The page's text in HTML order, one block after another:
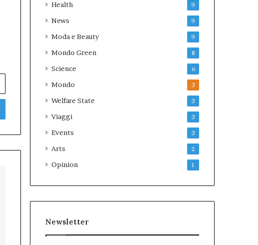
Health 9
News 9
Moda e Beauty 9
Mondo Green 8
Science 6
Mondo 3
Welfare State 3
Viaggi 3
Events 3
Arts 2
Opinion 1
Newsletter